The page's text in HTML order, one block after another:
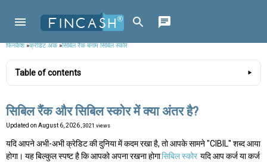
फिनकैश»क्रेडिट अंक»सिबिल रैंक बनाम सिबिल स्कोर
Table of contents
सिबिल रैंक और सिबिल स्कोर में क्या अंतर है?
Updated on August 6, 2026 , 3021 views
यदि आपने अभी-अभी क्रेडिट की दुनिया में कदम रखा है, तो आपके सामने "CIBIL" शब्द आया
होगा। यह बिल्कुल स्पष्ट है कि आपको अपना रखना होगासिबिल स्कोर यदि आप कर्ज या कर्ज